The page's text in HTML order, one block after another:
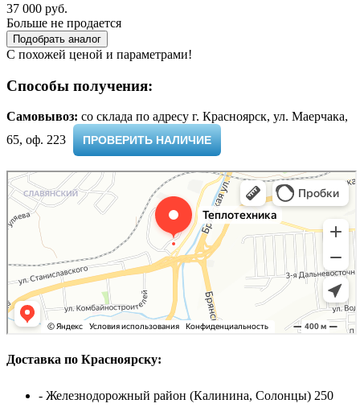
37 000 руб.
Больше не продается
Подобрать аналог
С похожей ценой и параметрами!
Способы получения:
Самовывоз: cо склада по адресу г. Красноярск, ул. Маерчака,
65, оф. 223 ​
ПРОВЕРИТЬ НАЛИЧИЕ
Доставка по Красноярску:
- Железнодорожный район (Калинина, Солонцы) 250